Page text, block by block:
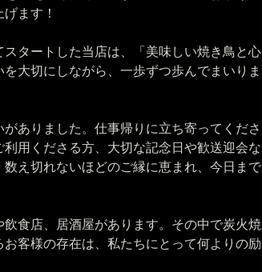
ます！
タートした当店は、「美味しい焼き鳥と心
大切にしながら、一歩ずつ歩んでまいりま
ありました。仕事帰りに立ち寄ってくださ
用くださる方、大切な記念日や歓送迎会な
え切れないほどのご縁に恵まれ、今日まで
食店、居酒屋があります。その中で炭火焼
客様の存在は、私たちにとって何よりの励